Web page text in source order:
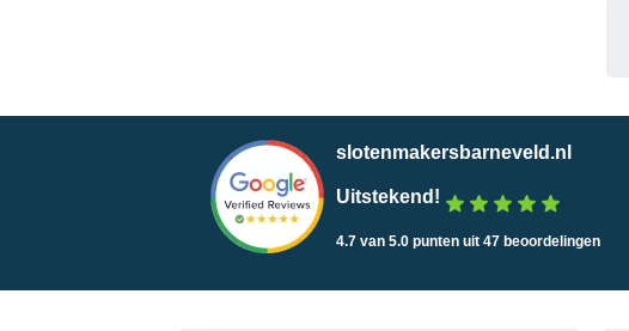
slotenmakersbarneveld.nl
Uitstekend!
4.7 van 5.0 punten uit 47 beoordelingen